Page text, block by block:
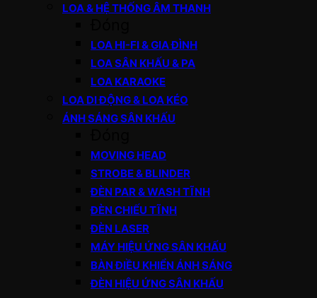
LOA & HỆ THỐNG ÂM THANH
LOA HI-FI & GIA ĐÌNH
LOA SÂN KHẤU & PA
LOA KARAOKE
LOA DI ĐỘNG & LOA KÉO
ÁNH SÁNG SÂN KHẤU
MOVING HEAD
STROBE & BLINDER
ĐÈN PAR & WASH TĨNH
ĐÈN CHIẾU TĨNH
ĐÈN LASER
MÁY HIỆU ỨNG SÂN KHẤU
BÀN ĐIỀU KHIỂN ÁNH SÁNG
ĐÈN HIỆU ỨNG SÂN KHẤU